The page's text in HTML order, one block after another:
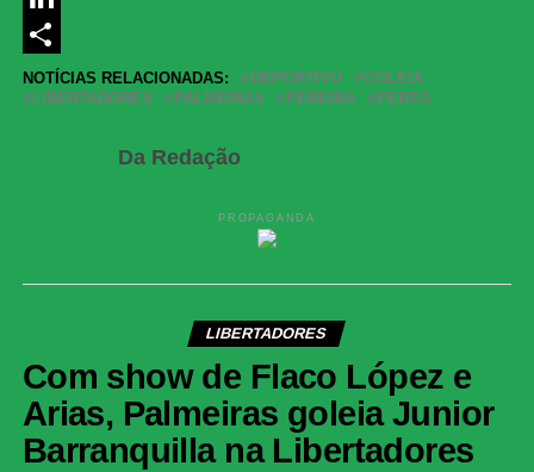
LinkedIn
Share
NOTÍCIAS RELACIONADAS: DEPORTIVO
GOLEIA
LIBERTADORES
PALMEIRAS PEREIRA PERTO
Da Redação
PROPAGANDA
LIBERTADORES
Com show de Flaco López e
Arias, Palmeiras goleia Junior
Barranquilla na Libertadores